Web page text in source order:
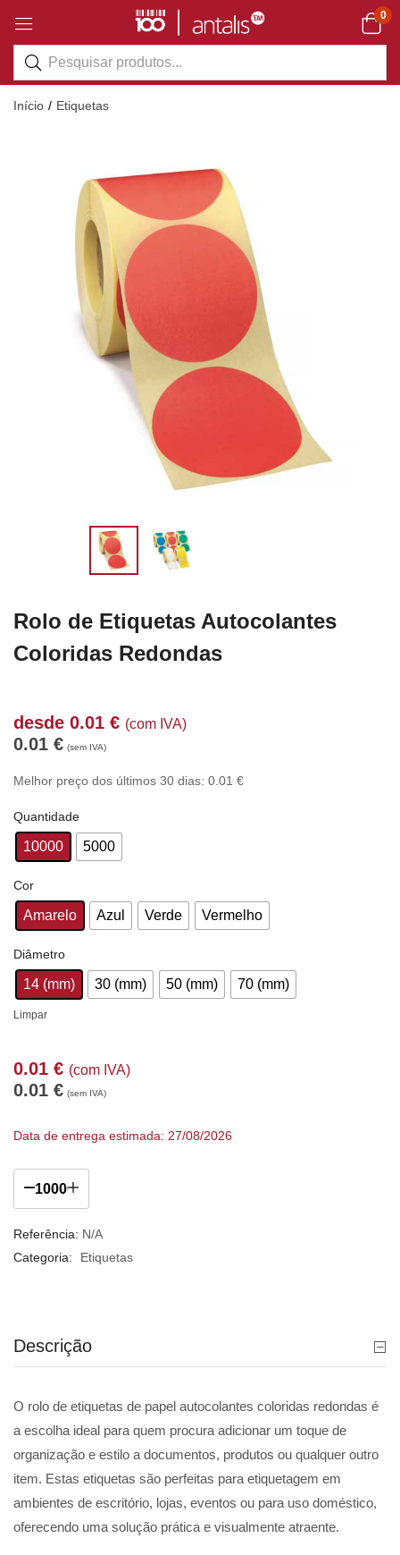
0
Início Etiquetas
Rolo de Etiquetas Autocolantes
Coloridas Redondas
desde 0.01 € (com IVA)
0.01 € (sem IVA)
Melhor preço dos últimos 30 dias: 0.01 €
Quantidade
10000 5000
Cor
Amarelo Azul Verde Vermelho
Diâmetro
14 (mm) 30 (mm) 50 (mm) 70 (mm)
Limpar
0.01 € (com IVA)
0.01 € (sem IVA)
Data de entrega estimada: 27/08/2026
Referência: N/A
Categoria:
Etiquetas
Descrição
O rolo de etiquetas de papel autocolantes coloridas redondas é
a escolha ideal para quem procura adicionar um toque de
organização e estilo a documentos, produtos ou qualquer outro
item. Estas etiquetas são perfeitas para etiquetagem em
ambientes de escritório, lojas, eventos ou para uso doméstico,
oferecendo uma solução prática e visualmente atraente.